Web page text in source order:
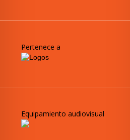
Pertenece a
Equipamiento audiovisual